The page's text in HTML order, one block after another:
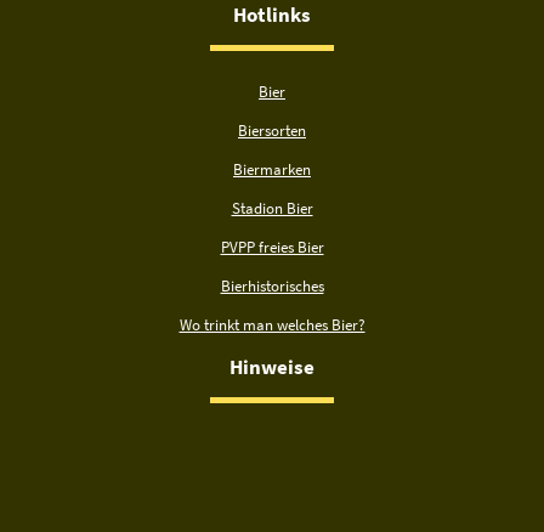
Hotlinks
Bier
Biersorten
Biermarken
Stadion Bier
PVPP freies Bier
Bierhistorisches
Wo trinkt man welches Bier?
Hinweise